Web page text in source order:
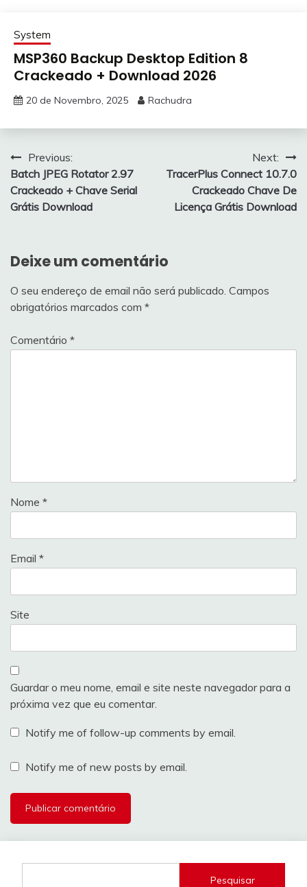
System
MSP360 Backup Desktop Edition 8
Crackeado + Download 2026
20 de Novembro, 2025 Rachudra
Navegação
de
artigos
Previous:
Batch JPEG Rotator 2.97
Crackeado + Chave Serial
Grátis Download
Next:
TracerPlus Connect 10.7.0
Crackeado Chave De
Licença Grátis Download
Deixe um comentário
O seu endereço de email não será publicado. Campos
obrigatórios marcados com *
Comentário *
Nome *
Email *
Site
Guardar o meu nome, email e site neste navegador para a
próxima vez que eu comentar.
Notify me of follow-up comments by email.
Notify me of new posts by email.
Pesquisar